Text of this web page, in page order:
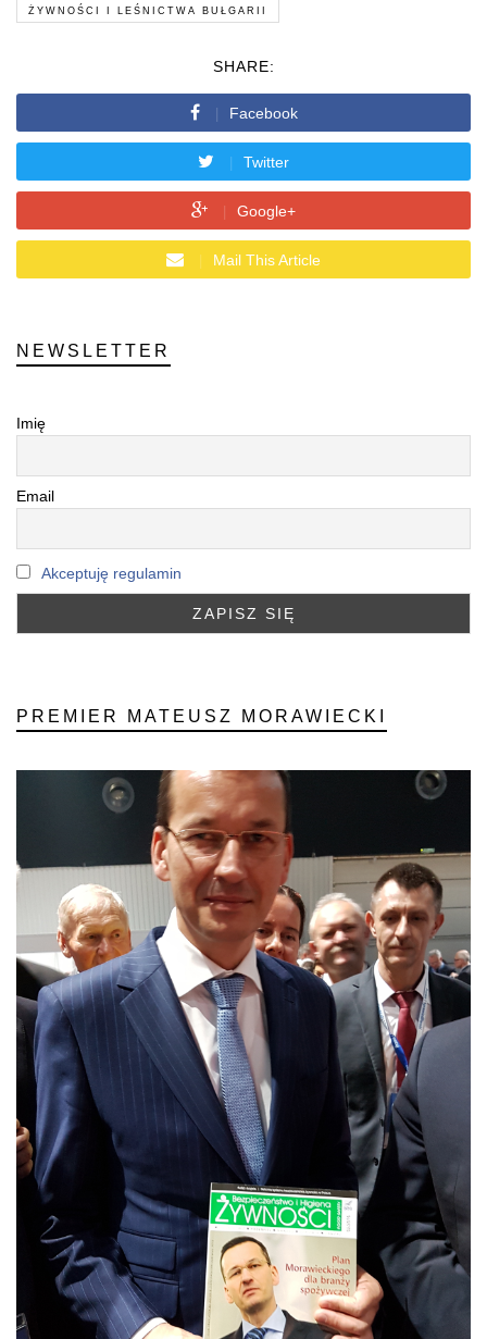
ŻYWNOŚCI I LEŚNICTWA BUŁGARII
SHARE:
Facebook
Twitter
Google+
Mail This Article
NEWSLETTER
Imię
Email
Akceptuję regulamin
PREMIER MATEUSZ MORAWIECKI